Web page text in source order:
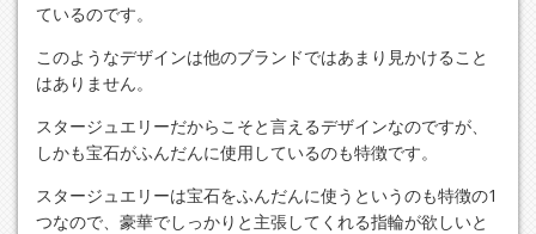
ているのです。
このようなデザインは他のブランドではあまり見かけること
はありません。
スタージュエリーだからこそと言えるデザインなのですが、
しかも宝石がふんだんに使用しているのも特徴です。
スタージュエリーは宝石をふんだんに使うというのも特徴の1
つなので、豪華でしっかりと主張してくれる指輪が欲しいと